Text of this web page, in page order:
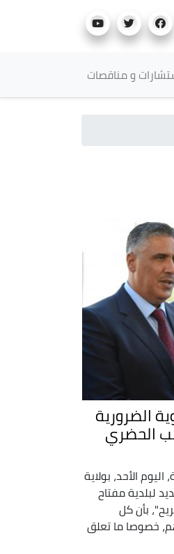
و مناقصات
الضرورية
الحضري
الأحد، بولاية
لبلدية مفتاح
بأن كل
خصوصا ما تعلق